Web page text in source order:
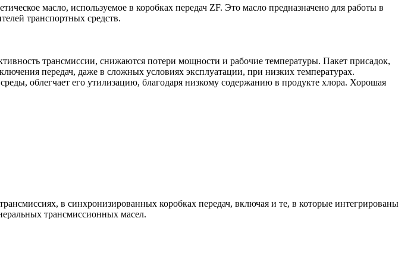
масло, используемое в коробках передач ZF. Это масло предназначено для работы в
транспортных средств.
трансмиссии, снижаются потери мощности и рабочие температуры. Пакет присадок,
передач, даже в сложных условиях эксплуатации, при низких температурах.
облегчает его утилизацию, благодаря низкому содержанию в продукте хлора. Хорошая
в синхронизированных коробках передач, включая и те, в которые интегрированы
трансмиссионных масел.